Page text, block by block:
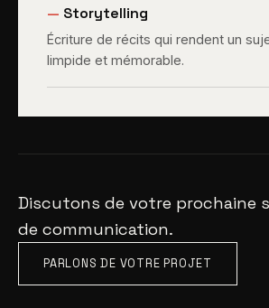
— Storytelling
Écriture de récits qui rendent un
limpide et mémorable.
Discutons de votre prochaine
de communication.
PARLONS DE VOTRE PROJET